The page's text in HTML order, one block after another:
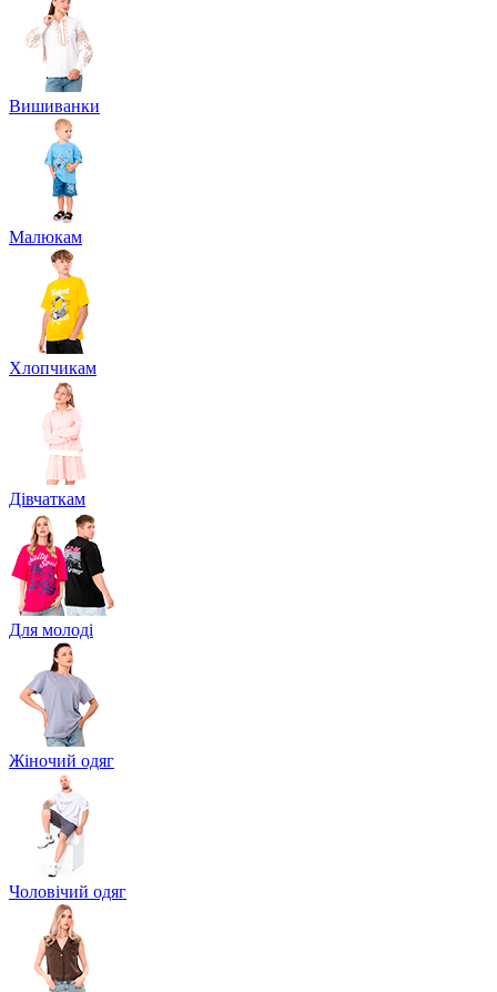
Вишиванки
Малюкам
Хлопчикам
Дівчаткам
Для молоді
Жіночий одяг
Чоловічий одяг